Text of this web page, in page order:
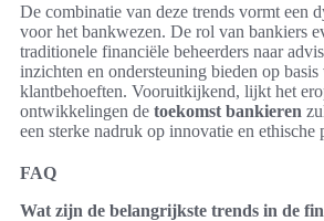
De combinatie van deze trends vormt een
voor het bankwezen. De rol van bankiers
traditionele financiële beheerders naar
inzichten en ondersteuning bieden op
klantbehoeften. Vooruitkijkend, lijkt het
ontwikkelingen de toekomst bankieren
een sterke nadruk op innovatie en ethische
FAQ
Wat zijn de belangrijkste trends in de